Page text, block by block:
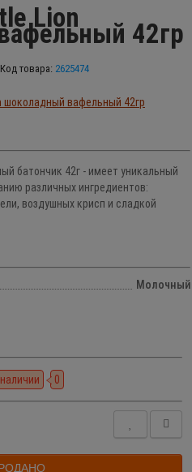
Lion
42гр
Код товара: 2625474
батончик 42г - имеет уникальный
различных ингредиентов:
воздушных крисп и сладкой
Молочный
0